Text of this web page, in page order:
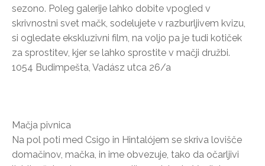
sezono. Poleg galerije lahko dobite vpogled v
skrivnostni svet mačk, sodelujete v razburljivem kvizu,
si ogledate ekskluzivni film, na voljo pa je tudi kotiček
za sprostitev, kjer se lahko sprostite v mačji družbi.
1054 Budimpešta, Vadász utca 26/a
Mačja pivnica
Na pol poti med Csigo in Hintalójem se skriva lovišče
domačinov, mačka, in ime obvezuje, tako da očarljivi